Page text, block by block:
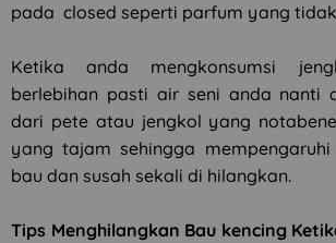
pada closed seperti parfum yang
Ketika anda mengkonsumsi
berlebihan pasti air seni anda nanti
dari pete atau jengkol yang
yang tajam sehingga
bau dan susah sekali di hilangkan.
Tips Menghilangkan Bau kencing